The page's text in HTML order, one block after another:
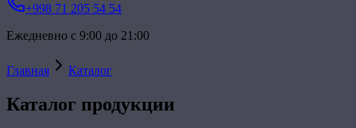
+998 71 205 54 54
Ежедневно с 9:00 до 21:00
Главная Каталог
Каталог продукции